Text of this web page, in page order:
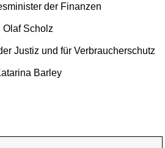
der Finanzen
Olaf Scholz
Justiz und für Verbraucherschutz
Barley